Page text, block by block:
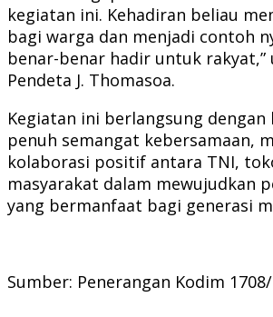
kegiatan ini. Kehadiran beliau
bagi warga dan menjadi contoh
benar-benar hadir untuk rakyat,”
Pendeta J. Thomasoa.
Kegiatan ini berlangsung dengan
penuh semangat kebersamaan,
kolaborasi positif antara TNI,
masyarakat dalam mewujudkan
yang bermanfaat bagi generasi
Sumber: Penerangan Kodim